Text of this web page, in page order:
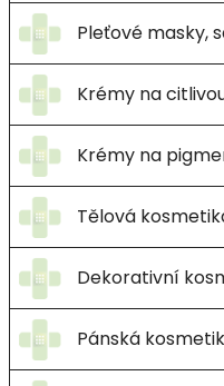
Pleťové masky,
Krémy na
Krémy na
Tělová
Dekorativní
Pánská